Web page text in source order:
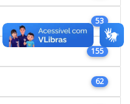
53
155
62